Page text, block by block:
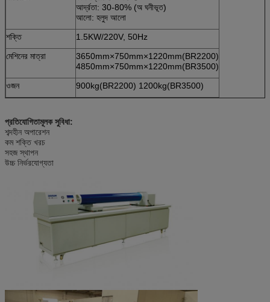
আর্দ্রতা: 30-80% (অ ঘনীভূত)
আলো: হলুদ আলো
শক্তি
1.5KW/220V, 50Hz
মেশিনের মাত্রা
3650mm×750mm×1220mm(BR2200)
4850mm×750mm×1220mm(BR3500)
ওজন
900kg(BR2200) 1200kg(BR3500)
প্রতিযোগিতামূলক সুবিধা:
শব্দহীন অপারেশন
কম শক্তি খরচ
সহজ স্থাপন
উচ্চ নির্ভরযোগ্যতা